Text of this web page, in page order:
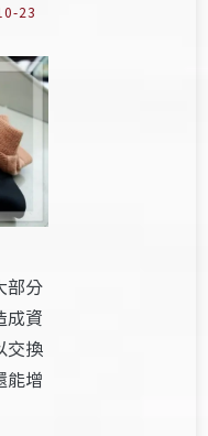
23
部分
成資
交換
能增